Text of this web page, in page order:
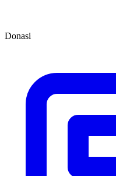
Donasi